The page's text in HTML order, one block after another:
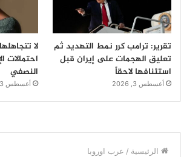
تقرير: ترامب كرر نمط التهديد ثم
تعليق الهجمات على إيران قبل
استئنافها لاحقاً
أغسطس 3, 2026
لا
احتمالات
النصفي
أغسطس 3, 2026